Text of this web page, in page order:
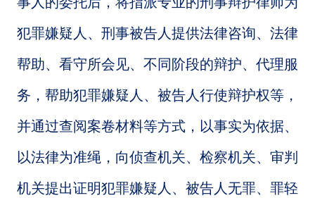
犯罪嫌疑人、刑事被告人提供法律咨询、法律
帮助、看守所会见、不同阶段的辩护、代理服
务，帮助犯罪嫌疑人、被告人行使辩护权等，
并通过查阅案卷材料等方式，以事实为依据、
以法律为准绳，向侦查机关、检察机关、审判
机关提出证明犯罪嫌疑人、被告人无罪、罪轻